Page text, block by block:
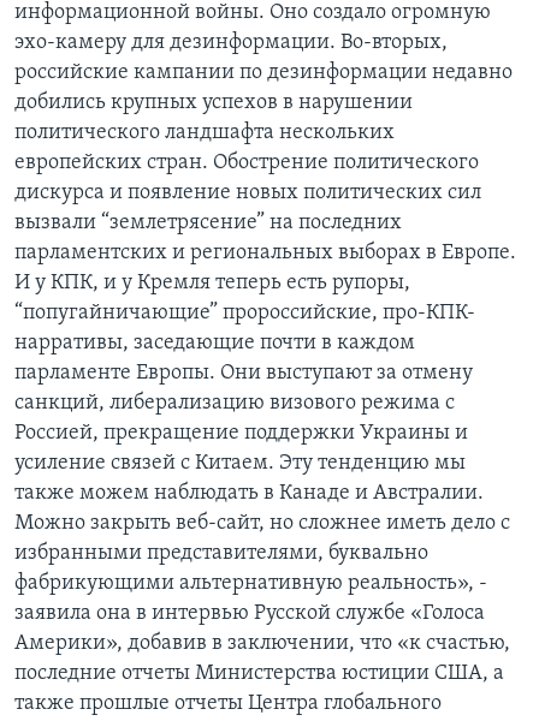
информационной войны. Оно создало огромную
эхо-камеру для дезинформации. Во-вторых,
российские кампании по дезинформации недавно
добились крупных успехов в нарушении
политического ландшафта нескольких
европейских стран. Обострение политического
дискурса и появление новых политических сил
вызвали “землетрясение” на последних
парламентских и региональных выборах в Европе.
И у КПК, и у Кремля теперь есть рупоры,
“попугайничающие” пророссийские, про-КПК-
нарративы, заседающие почти в каждом
парламенте Европы. Они выступают за отмену
санкций, либерализацию визового режима с
Россией, прекращение поддержки Украины и
усиление связей с Китаем. Эту тенденцию мы
также можем наблюдать в Канаде и Австралии.
Можно закрыть веб-сайт, но сложнее иметь дело с
избранными представителями, буквально
фабрикующими альтернативную реальность», -
заявила она в интервью Русской службе «Голоса
Америки», добавив в заключении, что «к счастью,
последние отчеты Министерства юстиции США, а
также прошлые отчеты Центра глобального